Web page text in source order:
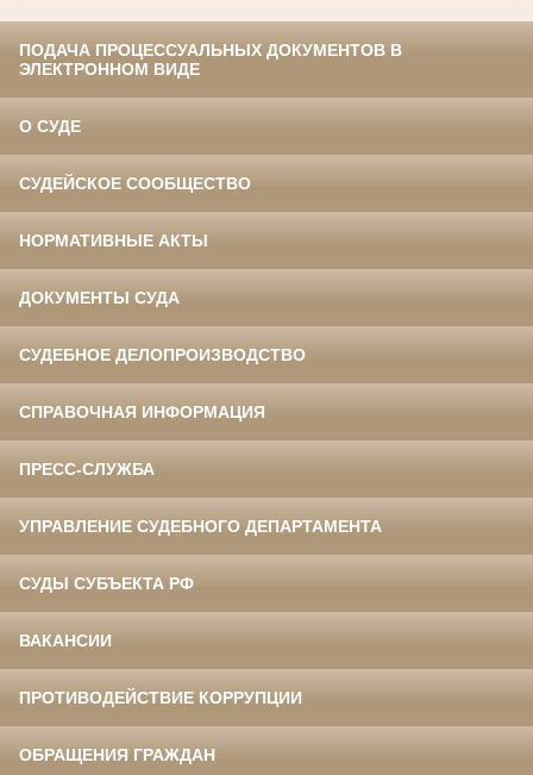
ПОДАЧА ПРОЦЕССУАЛЬНЫХ ДОКУМЕНТОВ В
ЭЛЕКТРОННОМ ВИДЕ
О СУДЕ
СУДЕЙСКОЕ СООБЩЕСТВО
НОРМАТИВНЫЕ АКТЫ
ДОКУМЕНТЫ СУДА
СУДЕБНОЕ ДЕЛОПРОИЗВОДСТВО
СПРАВОЧНАЯ ИНФОРМАЦИЯ
ПРЕСС-СЛУЖБА
УПРАВЛЕНИЕ СУДЕБНОГО ДЕПАРТАМЕНТА
СУДЫ СУБЪЕКТА РФ
ВАКАНСИИ
ПРОТИВОДЕЙСТВИЕ КОРРУПЦИИ
ОБРАЩЕНИЯ ГРАЖДАН